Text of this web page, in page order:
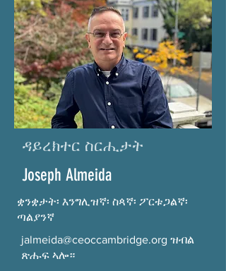
ዳይረክተር ስርሒታት
Joseph Almeida
ቋንቋታት፡ እንግሊዝኛ፡ ስጳኛ፡ ፖርቱጋልኛ፡
ጣልያንኛ
jalmeida@ceoccambridge.org ዝብል
ጽሑፍ ኣሎ።